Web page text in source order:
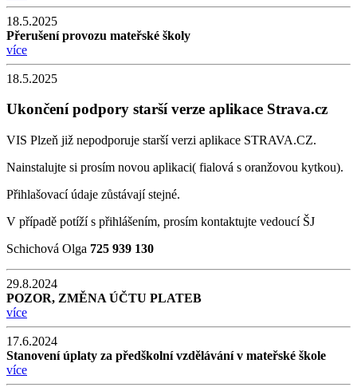
18.5.2025
Přerušení provozu mateřské školy
více
18.5.2025
Ukončení podpory starší verze aplikace Strava.cz
VIS Plzeň již nepodporuje starší verzi aplikace STRAVA.CZ.
Nainstalujte si prosím novou aplikaci( fialová s oranžovou kytkou).
Přihlašovací údaje zůstávají stejné.
V případě potíží s přihlášením, prosím kontaktujte vedoucí ŠJ
Schichová Olga 725 939 130
29.8.2024
POZOR, ZMĚNA ÚČTU PLATEB
více
17.6.2024
Stanovení úplaty za předškolní vzdělávání v mateřské škole
více